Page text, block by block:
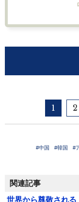
1 2
#中国 #韓国 #
関連記事
世界から尊敬され